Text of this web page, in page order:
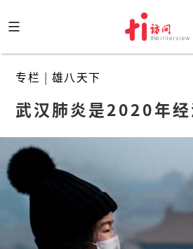
to
content
专栏 | 雄八天下
武汉肺炎是2020年